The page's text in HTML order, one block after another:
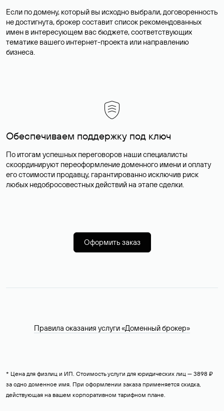
Если по домену, который вы исходно выбрали, договоренность
не достигнута, брокер составит список рекомендованных
имен в интересующем вас бюджете, соответствующих
тематике вашего интернет-проекта или направлению
бизнеса.
Обеспечиваем поддержку под ключ
По итогам успешных переговоров наши специалисты
скоординируют переоформление доменного имени и оплату
его стоимости продавцу, гарантированно исключив риск
любых недобросовестных действий на этапе сделки.
Оформить заказ
Правила оказания услуги «Доменный брокер»
* Цена для физлиц и ИП. Стоимость услуги для юридических лиц — 3898 ₽
за одно доменное имя. При оформлении заказа применяется скидка,
действующая на вашем корпоративном тарифном плане.